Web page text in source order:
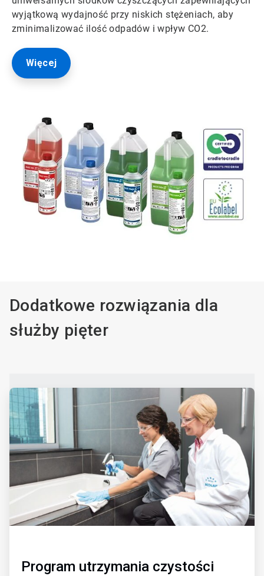
wyjątkową wydajność przy niskich stężeniach, aby
zminimalizować ilość odpadów i wpływ CO2.
Więcej
Dodatkowe rozwiązania dla
służby pięter
ArticleTile
dla
4
Program utrzymania czystości